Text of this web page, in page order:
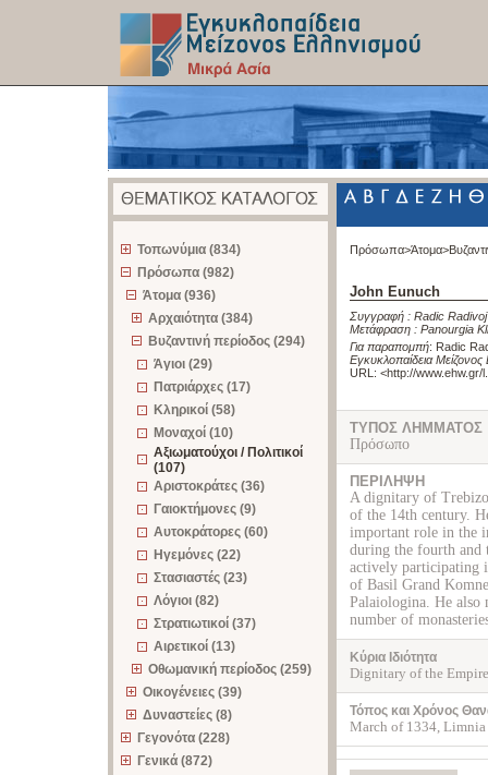
Τοπωνύμια (834)
Πρόσωπα (982)
Άτομα (936)
Αρχαιότητα (384)
Βυζαντινή περίοδος (294)
Άγιοι (29)
Πατριάρχες (17)
Κληρικοί (58)
Μοναχοί (10)
Αξιωματούχοι / Πολιτικοί
(107)
Αριστοκράτες (36)
Γαιοκτήμονες (9)
Αυτοκράτορες (60)
Ηγεμόνες (22)
Στασιαστές (23)
Λόγιοι (82)
Στρατιωτικοί (37)
Αιρετικοί (13)
Οθωμανική περίοδος (259)
Οικογένειες (39)
Δυναστείες (8)
Γεγονότα (228)
Γενικά (872)
Πρόσωπα>Άτομα>
John Eunuch
Συγγραφή : Radic Radivoj
Μετάφραση : Panourgia
Για παραπομπή: Radic
Εγκυκλοπαίδεια
URL: <http://www.ehw.gr/
ΤΥΠΟΣ ΛΗΜΜΑΤΟΣ
Πρόσωπο
ΠΕΡΙΛΗΨΗ
A dignitary of
of the 14th century.
important role in the
during the fourth and
actively participating
of Basil Grand
Palaiologina. He also
number of
Κύρια Ιδιότητα
Dignitary of the
Τόπος και Χρόνος
March of 1334, Limnia